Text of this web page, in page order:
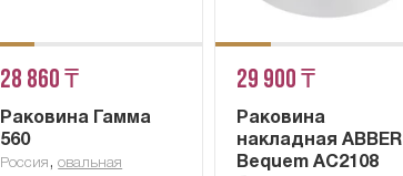
28 860 ₸
Раковина Гамма
560
Россия ,овальная
29 900 ₸
Раковина
накладная ABBER
Bequem AC2108